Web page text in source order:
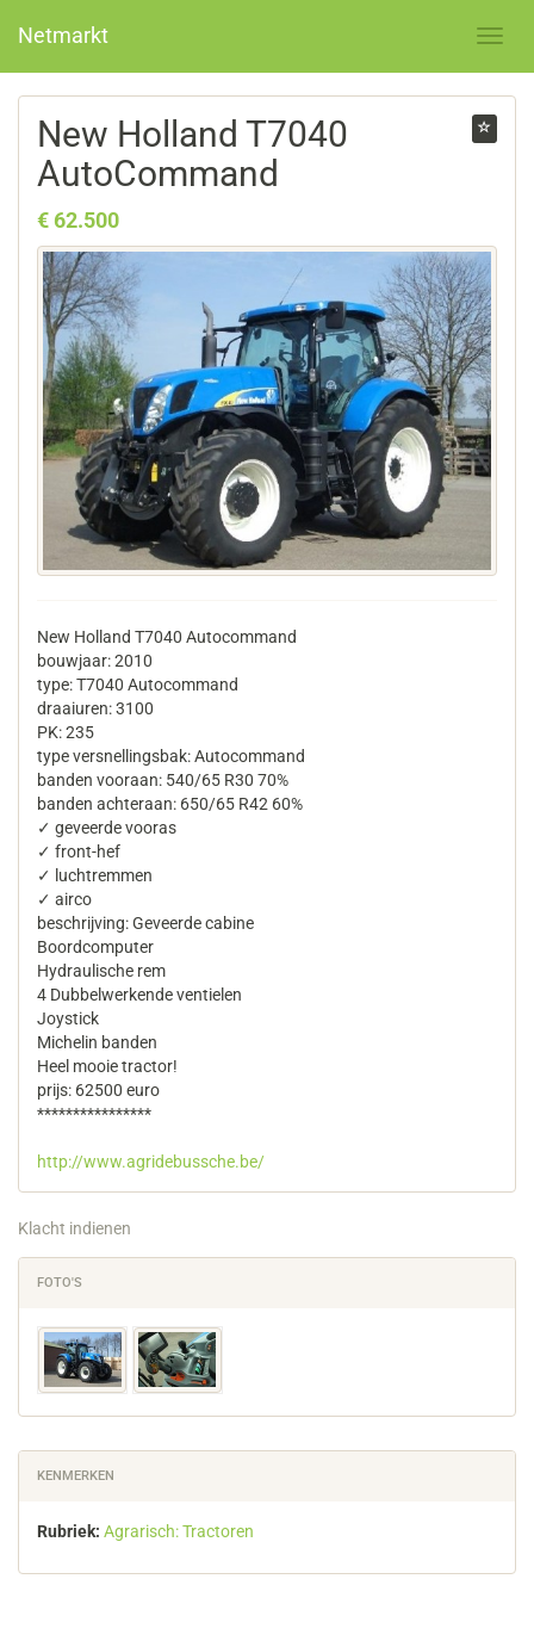
Netmarkt
New Holland T7040
AutoCommand
€ 62.500
New Holland T7040 Autocommand
bouwjaar: 2010
type: T7040 Autocommand
draaiuren: 3100
PK: 235
type versnellingsbak: Autocommand
banden vooraan: 540/65 R30 70%
banden achteraan: 650/65 R42 60%
✓ geveerde vooras
✓ front-hef
✓ luchtremmen
✓ airco
beschrijving: Geveerde cabine
Boordcomputer
Hydraulische rem
4 Dubbelwerkende ventielen
Joystick
Michelin banden
Heel mooie tractor!
prijs: 62500 euro
****************
http://www.agridebussche.be/
Klacht indienen
FOTO'S
KENMERKEN
Rubriek: Agrarisch: Tractoren